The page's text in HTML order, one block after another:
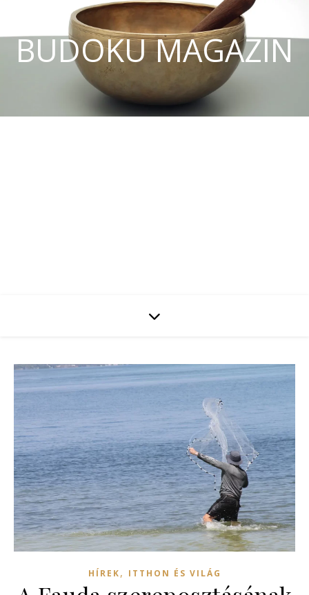
BUDOKU MAGAZIN
HÍREK, ITTHON ÉS VILÁG